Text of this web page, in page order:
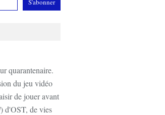
quarantenaire.
du jeu vidéo
de jouer avant
d'OST, de vies